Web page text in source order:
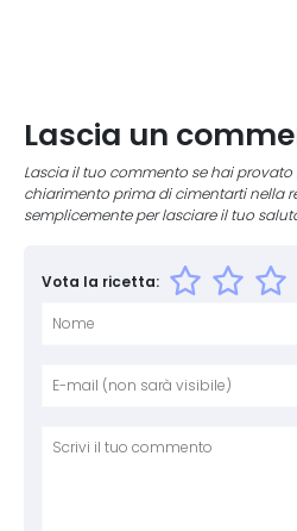
Lascia un
Lascia il tuo commento se hai provato
chiarimento prima di cimentarti nella
semplicemente per lasciare il tuo
Vota la ricetta: